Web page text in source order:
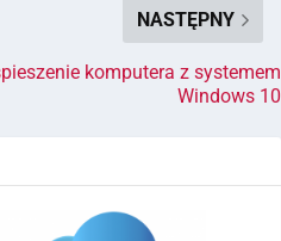
NASTĘPNY
komputera z systemem
Windows 10